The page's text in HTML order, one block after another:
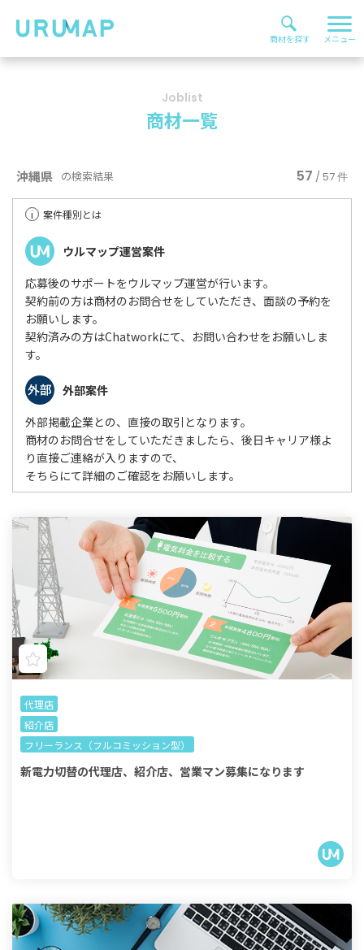
Joblist
商材一覧
沖縄県 の検索結果 57 / 57 件
i 案件種別とは
ウルマップ運営案件
応募後のサポートをウルマップ運営が行います。
契約前の方は商材のお問合せをしていただき、面談の予約を
お願いします。
契約済みの方はChatworkにて、お問い合わせをお願いしま
す。
外部案件
外部掲載企業との、直接の取引となります。
商材のお問合せをしていただきましたら、後日キャリア様よ
り直接ご連絡が入りますので、
そちらにて詳細のご確認をお願いします。
代理店
紹介店
フリーランス（フルコミッション型）
新電力切替の代理店、紹介店、営業マン募集になります